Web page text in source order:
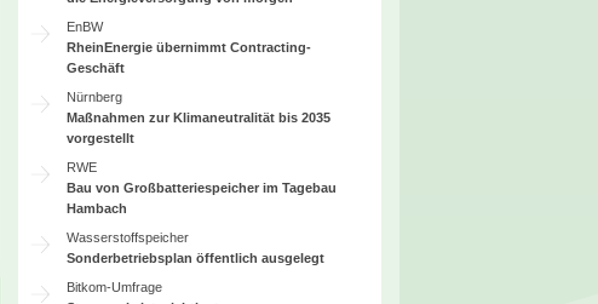
EnBW
RheinEnergie übernimmt Contracting-
Geschäft
Nürnberg
Maßnahmen zur Klimaneutralität bis 2035
vorgestellt
RWE
Bau von Großbatteriespeicher im Tagebau
Hambach
Wasserstoffspeicher
Sonderbetriebsplan öffentlich ausgelegt
Bitkom-Umfrage